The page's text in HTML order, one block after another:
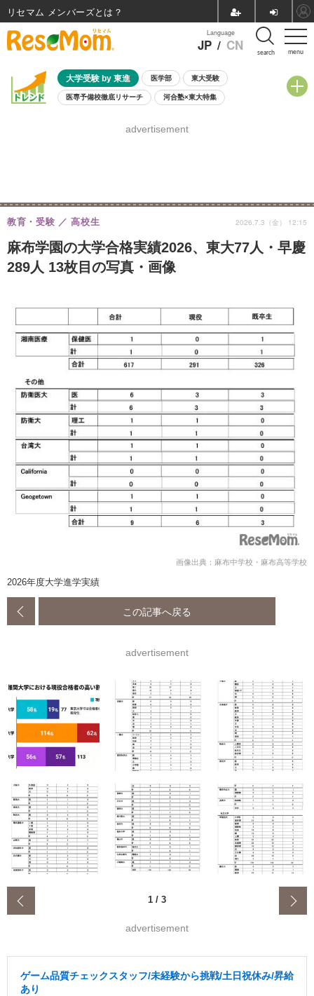
menu
Language
JP / CN search
大学受験 by 東進 医学部 東大受験
医専予備校徹底リサーチ 河合塾×東大特集
8月開催学校説明会・相談会
advertisement
麻布学園の大学合格実績2026、東大77人・早慶
289人 13枚目の写真・画像
教育・受験 高校生 2026.7.3（金） 12:15
画像出典：麻布中学校・麻布高等学校
2026年度大学進学実績
この記事へ戻る
advertisement
1 / 3
advertisement
ゲーム品質チェックスタッフ/未経験から挑戦/土日祝休み/昇給
あり
リセマム メンバーズ